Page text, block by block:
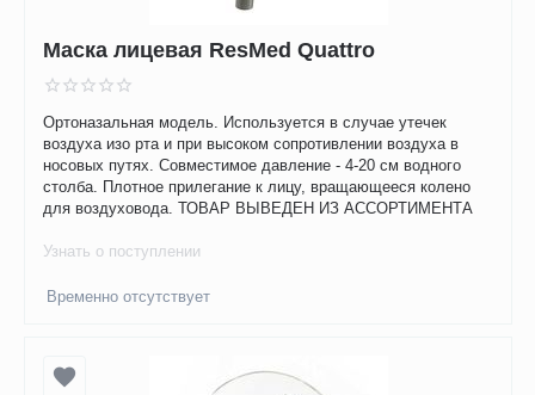
Маска лицевая ResMed Quattro
Ортоназальная модель. Используется в случае утечек
воздуха изо рта и при высоком сопротивлении воздуха в
носовых путях. Совместимое давление - 4-20 см водного
столба. Плотное прилегание к лицу, вращающееся колено
для воздуховода. ТОВАР ВЫВЕДЕН ИЗ АССОРТИМЕНТА
Узнать о поступлении
Временно отсутствует